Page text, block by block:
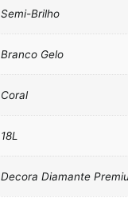
Semi-Brilho
Branco Gelo
Coral
18L
Decora Diamante